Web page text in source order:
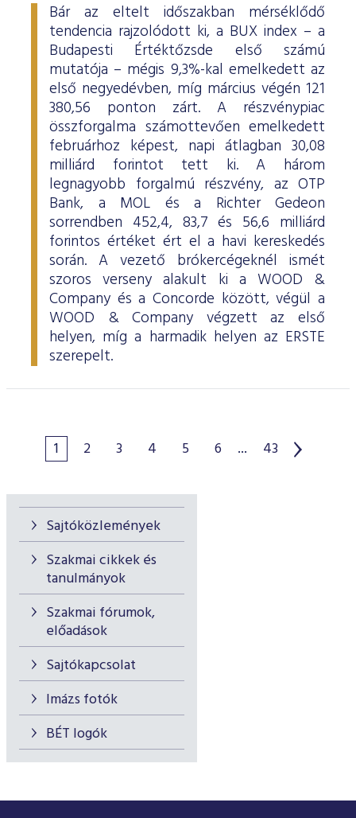
Sajtóközlemények
Szakmai cikkek és
tanulmányok
Szakmai fórumok,
előadások
Sajtókapcsolat
Imázs fotók
BÉT logók
Bár az eltelt időszakban mérséklődő
tendencia rajzolódott ki, a BUX index – a
Budapesti Értéktőzsde első számú
mutatója – mégis 9,3%-kal emelkedett az
első negyedévben, míg március végén 121
380,56 ponton zárt. A részvénypiac
összforgalma számottevően emelkedett
februárhoz képest, napi átlagban 30,08
milliárd forintot tett ki. A három
legnagyobb forgalmú részvény, az OTP
Bank, a MOL és a Richter Gedeon
sorrendben 452,4, 83,7 és 56,6 milliárd
forintos értéket ért el a havi kereskedés
során. A vezető brókercégeknél ismét
szoros verseny alakult ki a WOOD &
Company és a Concorde között, végül a
WOOD & Company végzett az első
helyen, míg a harmadik helyen az ERSTE
szerepelt.
1 2 3 4 5 6 ... 43